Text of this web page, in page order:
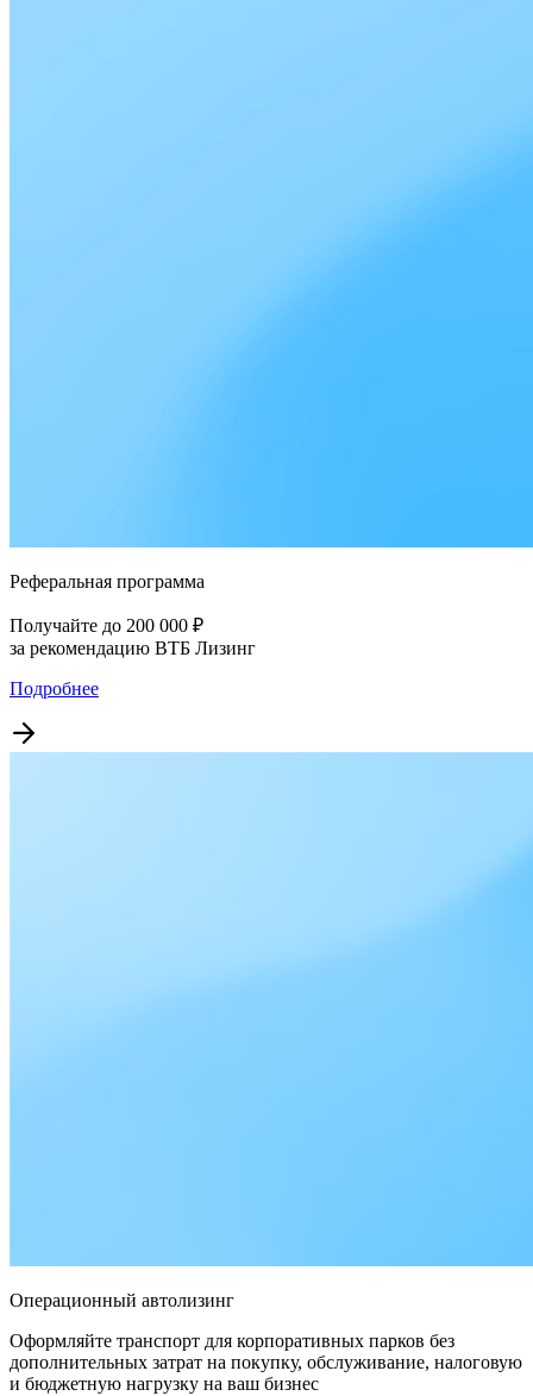
Реферальная программа
Получайте до 200 000 ₽
за рекомендацию ВТБ Лизинг
Подробнее
Операционный автолизинг
Оформляйте транспорт для корпоративных парков без
дополнительных затрат на покупку, обслуживание, налоговую
и бюджетную нагрузку на ваш бизнес